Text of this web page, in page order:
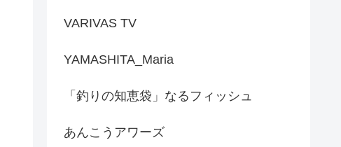
VARIVAS TV
YAMASHITA_Maria
「釣りの知恵袋」なるフィッシュ
あんこうアワーズ